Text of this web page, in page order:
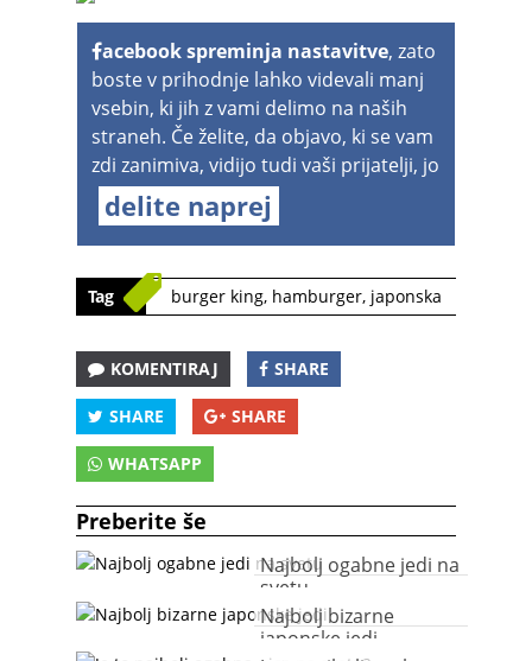
acebook spreminja nastavitve, zato
boste v prihodnje lahko videvali manj
vsebin, ki jih z vami delimo na naših
straneh. Če želite, da objavo, ki se vam
zdi zanimiva, vidijo tudi vaši prijatelji, jo
delite naprej
Tag burger king, hamburger, japonska
KOMENTIRAJ SHARE
SHARE SHARE
WHATSAPP
Preberite še
Najbolj ogabne jedi na
svetu
Najbolj bizarne
japonske jedi